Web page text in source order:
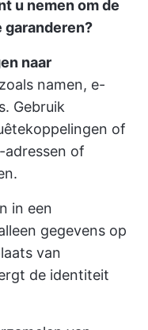
u nemen om de
naar
namen, e-
Gebruik
of
adressen of
in een
gegevens op
van
de identiteit